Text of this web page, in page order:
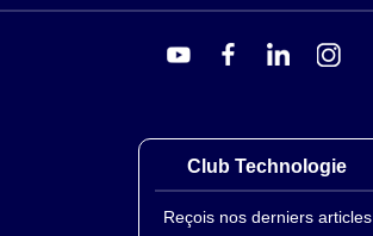
Club Technologie
Reçois nos derniers articles